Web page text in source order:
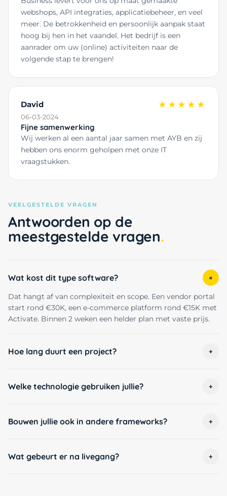
webshops, API integraties, applicatiebeheer, en veel
meer. De betrokkenheid en persoonlijk aanpak staat
hoog bij hen in het vaandel. Het bedrijf is een
aanrader om uw (online) activiteiten naar de
volgende stap te brengen!
David
06-03-2024
★★★★★
Fijne samenwerking
Wij werken al een aantal jaar samen met AYB en zij
hebben ons enorm geholpen met onze IT
vraagstukken.
VEELGESTELDE VRAGEN
Antwoorden op de
meestgestelde vragen
Wat kost dit type software? +
Dat hangt af van complexiteit en scope. Een vendor portal
start rond €30K, een e-commerce platform rond €15K met
Activate. Binnen 2 weken een helder plan met vaste prijs.
Hoe lang duurt een project? +
Welke technologie gebruiken jullie? +
Bouwen jullie ook in andere frameworks? +
Wat gebeurt er na livegang? +